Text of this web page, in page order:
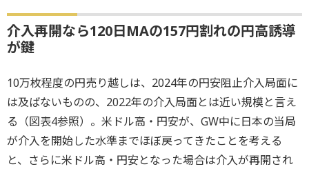
介入再開なら120日MAの157円割れの円高誘導
が鍵
10万枚程度の円売り越しは、2024年の円安阻止介入局面に
は及ばないものの、2022年の介入局面とは近い規模と言え
る（図表4参照）。米ドル高・円安が、GW中に日本の当局
が介入を開始した水準までほぼ戻ってきたことを考える
と、さらに米ドル高・円安となった場合は介入が再開され